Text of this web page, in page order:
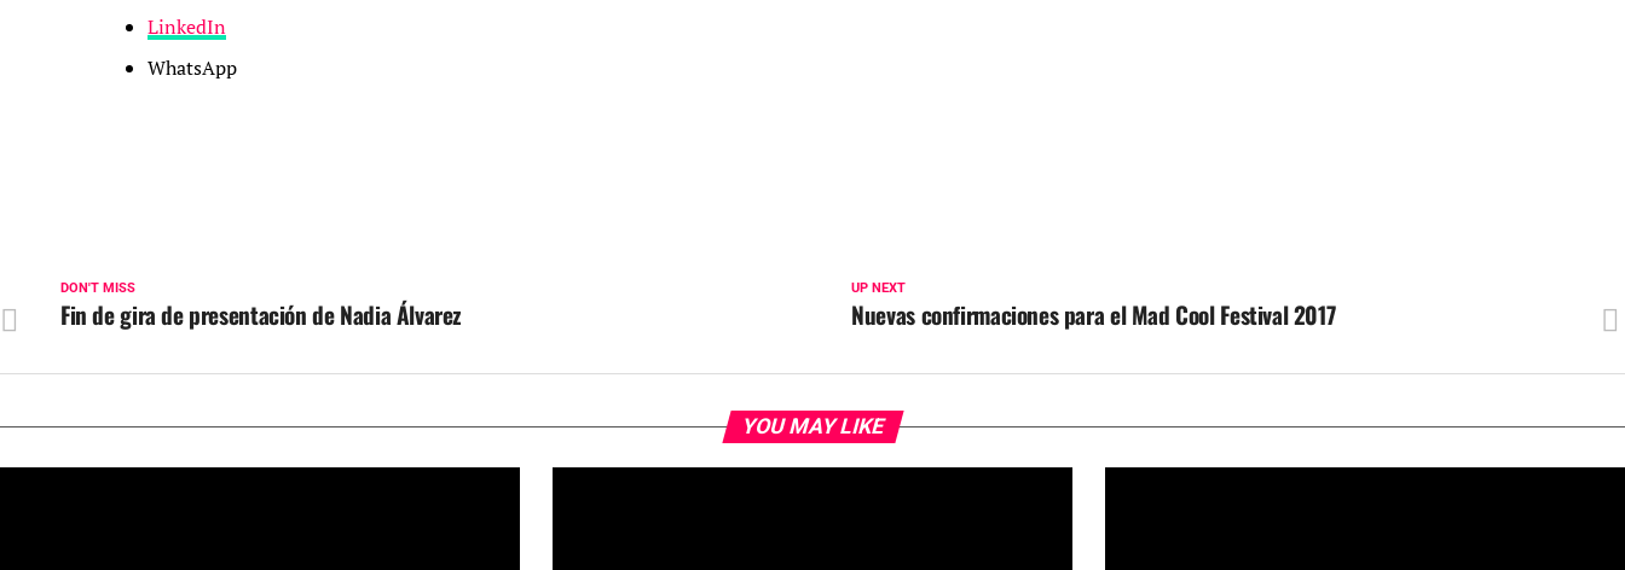
LinkedIn
WhatsApp
UP NEXT
Nuevas confirmaciones para el Mad Cool Festival 2017
DON'T MISS
Fin de gira de presentación de Nadia Álvarez
YOU MAY LIKE